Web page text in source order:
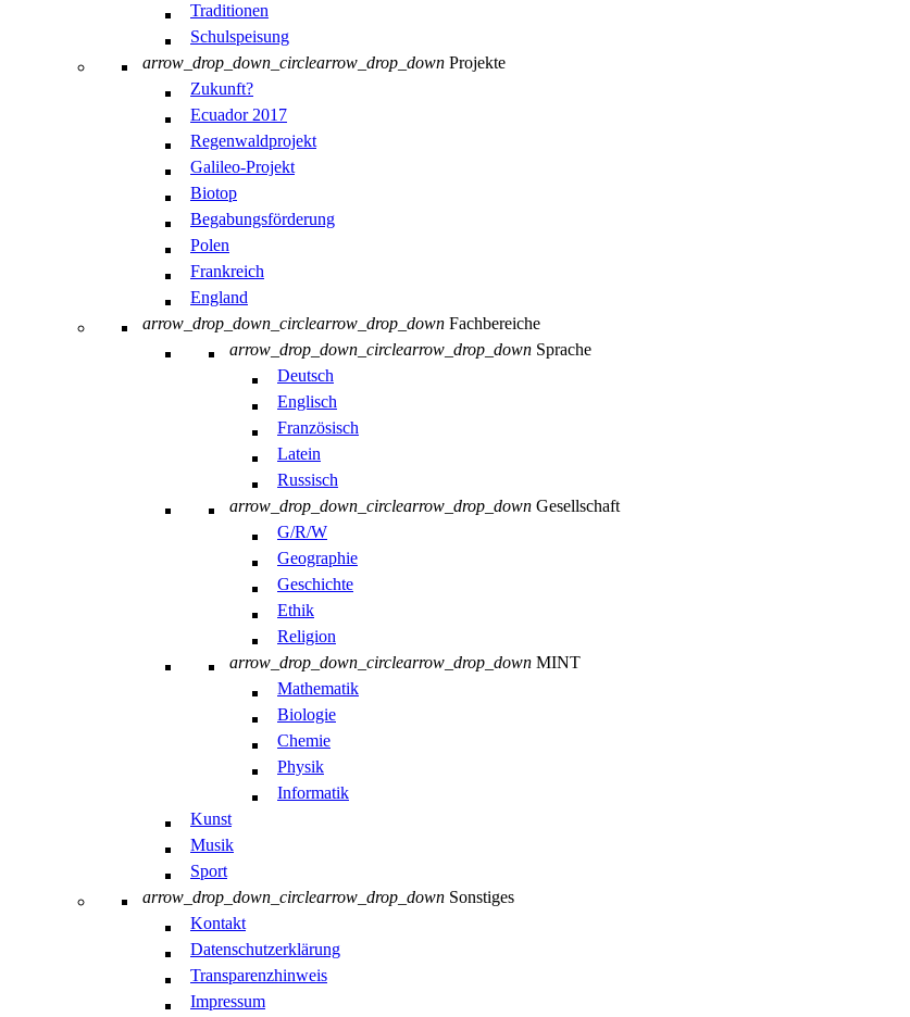
Traditionen
Schulspeisung
arrow_drop_down_circlearrow_drop_down Projekte
Zukunft?
Ecuador 2017
Regenwaldprojekt
Galileo-Projekt
Biotop
Begabungsförderung
Polen
Frankreich
England
arrow_drop_down_circlearrow_drop_down Fachbereiche
arrow_drop_down_circlearrow_drop_down Sprache
Deutsch
Englisch
Französisch
Latein
Russisch
arrow_drop_down_circlearrow_drop_down Gesellschaft
G/R/W
Geographie
Geschichte
Ethik
Religion
arrow_drop_down_circlearrow_drop_down MINT
Mathematik
Biologie
Chemie
Physik
Informatik
Kunst
Musik
Sport
arrow_drop_down_circlearrow_drop_down Sonstiges
Kontakt
Datenschutzerklärung
Transparenzhinweis
Impressum